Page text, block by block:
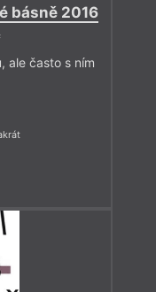
básně 2016
ale často s ním